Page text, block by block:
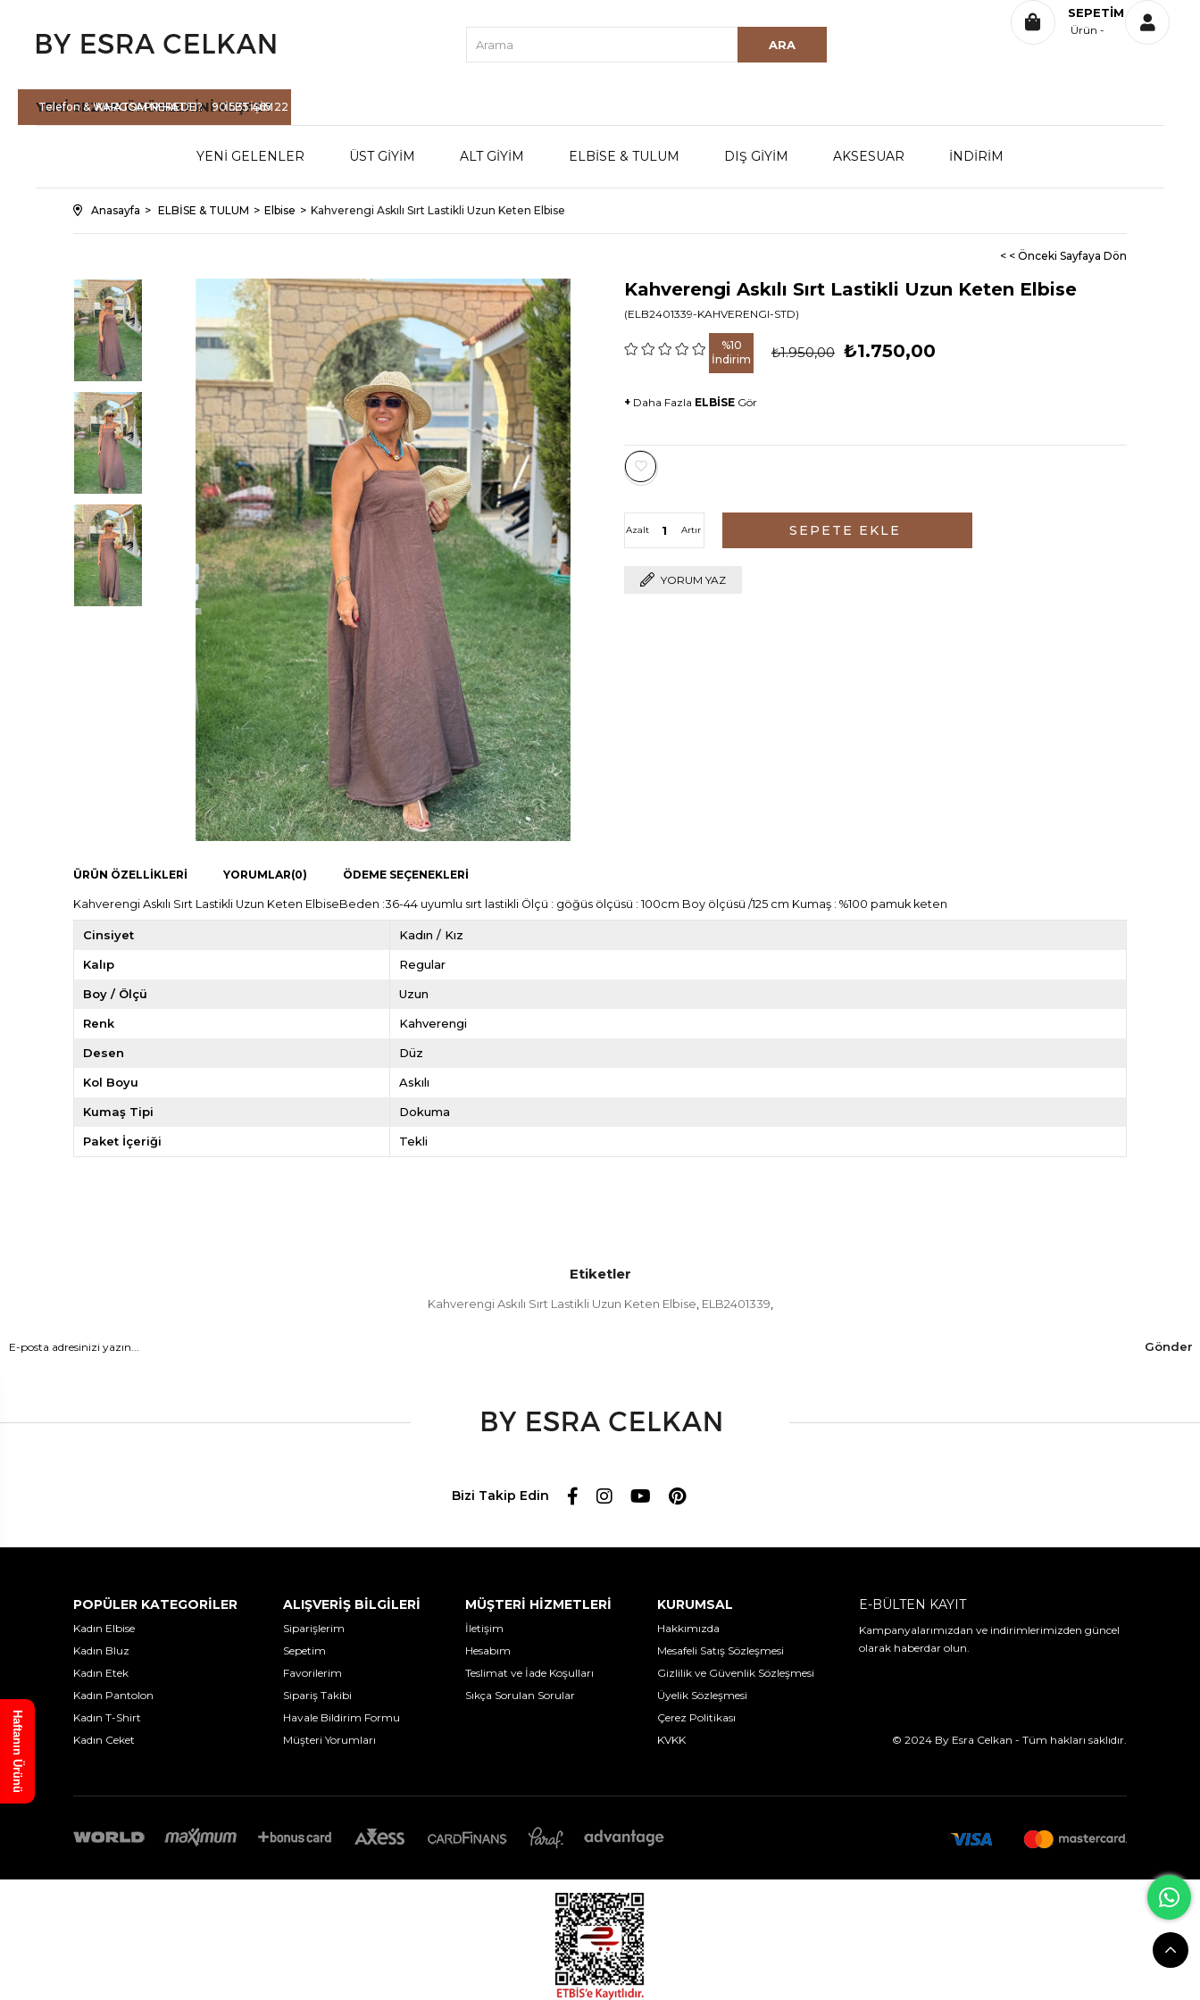
Telefon & WHATSAPP HATTI : 90 535 465 22
YENİ SEZONÜRÜNLERİNİ KEŞFET
KARGOM NEREDE? İLETİŞİM
SEPETIM
Ürün
YENİ GELENLER ÜST GİYİM ALT GİYİM ELBİSE & TULUM DIŞ GİYİM AKSESUAR İNDİRİM
Anasayfa ELBİSE & TULUM Elbise Kahverengi Askılı Sırt Lastikli Uzun Keten Elbise
< < Önceki Sayfaya Dön
Kahverengi Askılı Sırt Lastikli Uzun Keten Elbise
(ELB2401339-KAHVERENGI-STD)
%10
İndirim
₺1.950,00 ₺1.750,00
+ Daha Fazla ELBİSE Gör
Artır
Azalt
YORUM YAZ
ÜRÜN ÖZELLIKLERI YORUMLAR(0) ÖDEME SEÇENEKLERI
Kahverengi Askılı Sırt Lastikli Uzun Keten ElbiseBeden :36-44 uyumlu sırt lastikli Ölçü : göğüs ölçüsü : 100cm Boy ölçüsü /125 cm Kumaş : %100 pamuk keten
Cinsiyet Kadın / Kız
Kalıp Regular
Boy / Ölçü Uzun
Renk Kahverengi
Desen Düz
Kol Boyu Askılı
Kumaş Tipi Dokuma
Paket İçeriği Tekli
Etiketler
Kahverengi Askılı Sırt Lastikli Uzun Keten Elbise, ELB2401339,
Gönder
Bizi Takip Edin
POPÜLER KATEGORİLER
Kadın Elbise
Kadın Bluz
Kadın Etek
Kadın Pantolon
Kadın T-Shirt
Kadın Ceket
ALIŞVERİŞ BİLGİLERİ
Siparişlerim
Sepetim
Favorilerim
Sipariş Takibi
Havale Bildirim Formu
Müşteri Yorumları
MÜŞTERİ HİZMETLERİ
İletişim
Hesabım
Teslimat ve İade Koşulları
Sıkça Sorulan Sorular
KURUMSAL
Hakkımızda
Mesafeli Satış Sözleşmesi
Gizlilik ve Güvenlik Sözleşmesi
Üyelik Sözleşmesi
Çerez Politikası
KVKK
E-BÜLTEN KAYIT
Kampanyalarımızdan ve indirimlerimizden güncel
olarak haberdar olun.
© 2024 By Esra Celkan - Tüm hakları saklıdır.
Haftanın Ürünü